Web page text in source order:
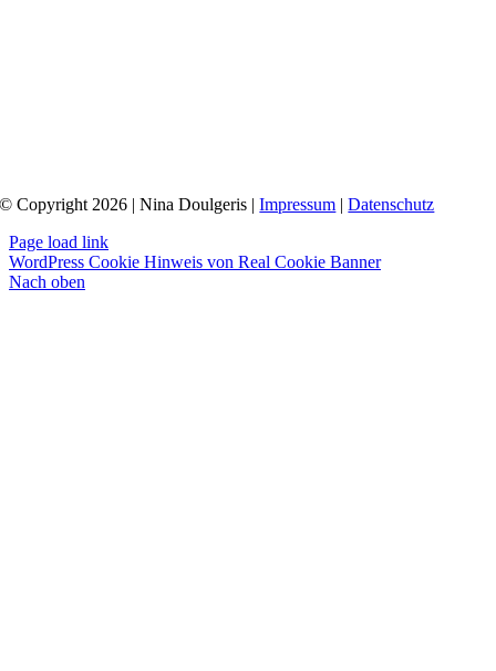
© Copyright 2026 | Nina Doulgeris |Impressum |Datenschutz
Page load link
WordPress Cookie Hinweis von Real Cookie Banner
Nach oben